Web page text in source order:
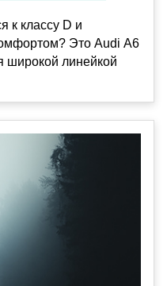
к классу D и
Это Audi А6
широкой линейкой